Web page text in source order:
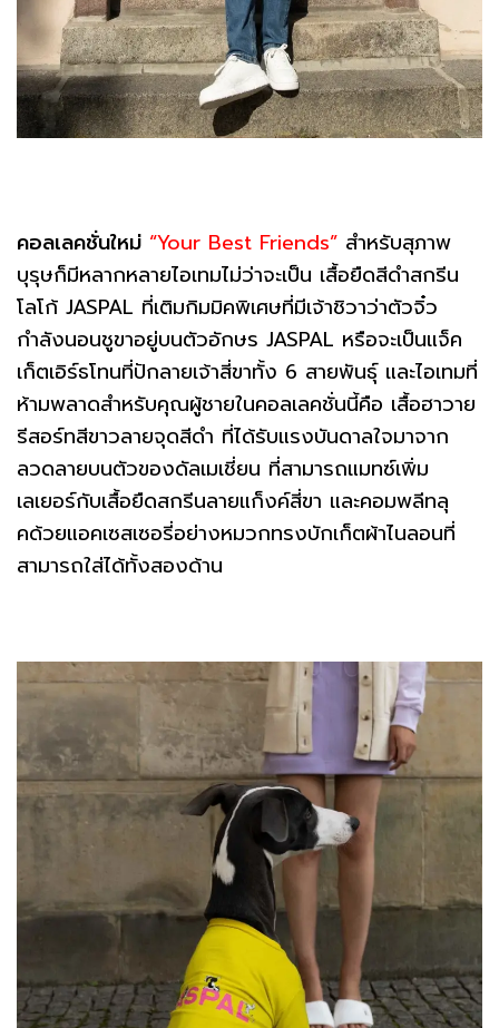
คอลเลคชั่นใหม่ “Your Best Friends” สำหรับสุภาพ
บุรุษก็มีหลากหลายไอเทมไม่ว่าจะเป็น เสื้อยืดสีดำสกรีน
โลโก้ JASPAL ที่เติมกิมมิคพิเศษที่มีเจ้าชิวาว่าตัวจิ๋ว
กำลังนอนชูขาอยู่บนตัวอักษร JASPAL หรือจะเป็นแจ็ค
เก็ตเอิร์ธโทนที่ปักลายเจ้าสี่ขาทั้ง 6 สายพันธุ์ และไอเทมที่
ห้ามพลาดสำหรับคุณผู้ชายในคอลเลคชั่นนี้คือ เสื้อฮาวาย
รีสอร์ทสีขาวลายจุดสีดำ ที่ได้รับแรงบันดาลใจมาจาก
ลวดลายบนตัวของดัลเมเชี่ยน ที่สามารถแมทซ์เพิ่ม
เลเยอร์กับเสื้อยืดสกรีนลายแก็งค์สี่ขา และคอมพลีทลุ
คด้วยแอคเซสเซอรี่อย่างหมวกทรงบักเก็ตผ้าไนลอนที่
สามารถใส่ได้ทั้งสองด้าน